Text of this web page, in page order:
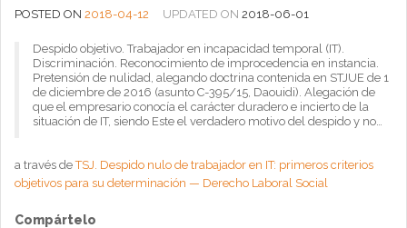
POSTED ON 2018-04-12 UPDATED ON 2018-06-01
Despido objetivo. Trabajador en incapacidad temporal (IT).
Discriminación. Reconocimiento de improcedencia en instancia.
Pretensión de nulidad, alegando doctrina contenida en STJUE de 1
de diciembre de 2016 (asunto C-395/15, Daouidi). Alegación de
que el empresario conocía el carácter duradero e incierto de la
situación de IT, siendo Este el verdadero motivo del despido y no…
a través deTSJ. Despido nulo de trabajador en IT: primeros criterios
objetivos para su determinación — Derecho Laboral Social
Compártelo